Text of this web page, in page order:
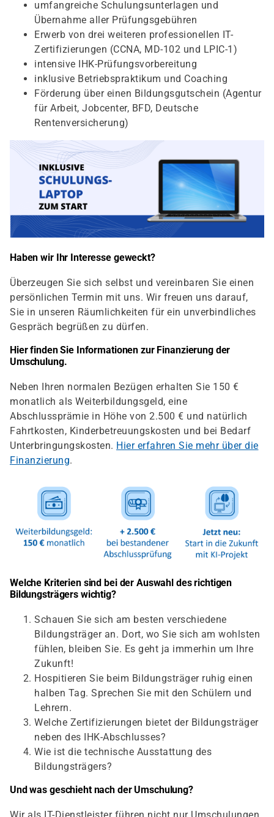
umfangreiche Schulungsunterlagen und
Übernahme aller Prüfungsgebühren
Erwerb von drei weiteren professionellen IT-
Zertifizierungen (CCNA, MD-102 und LPIC-1)
intensive IHK-Prüfungsvorbereitung
inklusive Betriebspraktikum und Coaching
Förderung über einen Bildungsgutschein (Agentur
für Arbeit, Jobcenter, BFD, Deutsche
Rentenversicherung)
Haben wir Ihr Interesse geweckt?
Überzeugen Sie sich selbst und vereinbaren Sie einen
persönlichen Termin mit uns. Wir freuen uns darauf,
Sie in unseren Räumlichkeiten für ein unverbindliches
Gespräch begrüßen zu dürfen.
Hier finden Sie Informationen zur Finanzierung der
Umschulung.
Neben Ihren normalen Bezügen erhalten Sie 150 €
monatlich als Weiterbildungsgeld, eine
Abschlussprämie in Höhe von 2.500 € und natürlich
Fahrtkosten, Kinderbetreuungskosten und bei Bedarf
Unterbringungskosten. Hier erfahren Sie mehr über die
Finanzierung.
Welche Kriterien sind bei der Auswahl des richtigen
Bildungsträgers wichtig?
Schauen Sie sich am besten verschiedene
Bildungsträger an. Dort, wo Sie sich am wohlsten
fühlen, bleiben Sie. Es geht ja immerhin um Ihre
Zukunft!
Hospitieren Sie beim Bildungsträger ruhig einen
halben Tag. Sprechen Sie mit den Schülern und
Lehrern.
Welche Zertifizierungen bietet der Bildungsträger
neben des IHK-Abschlusses?
Wie ist die technische Ausstattung des
Bildungsträgers?
Und was geschieht nach der Umschulung?